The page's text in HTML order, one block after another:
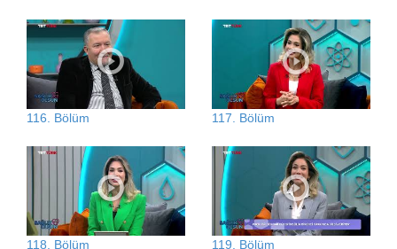
116. Bölüm 117. Bölüm
118. Bölüm 119. Bölüm